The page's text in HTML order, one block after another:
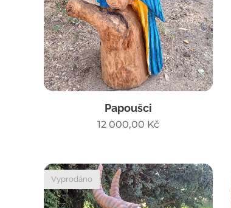
Papoušci
12 000,00 Kč
Vyprodáno